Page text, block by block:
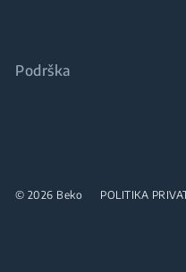
Podrška
© 2026 Beko POLITIKA